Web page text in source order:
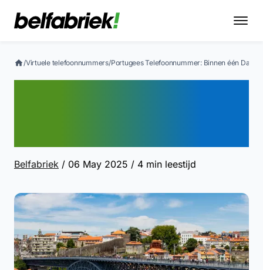
/Virtuele telefoonnummers/Portugees Telefoonnummer: Binnen één Dag
Belfabriek / 06 May 2025 / 4 min leestijd